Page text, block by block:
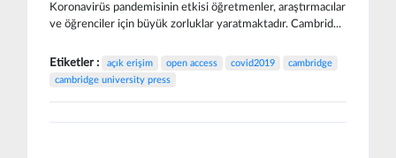
Koronavirüs pandemisinin etkisi öğretmenler, araştırmacılar
ve öğrenciler için büyük zorluklar yaratmaktadır. Cambrid...
Etiketler : açık erişim open access covid2019
cambridge
cambridge university press